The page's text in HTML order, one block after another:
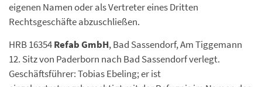
eigenen Namen oder als Vertreter eines Dritten
Rechtsgeschäfte abzuschließen.
HRB 16354Refab GmbH, Bad Sassendorf, Am Tiggemann
12. Sitz von Paderborn nach Bad Sassendorf verlegt.
Geschäftsführer: Tobias Ebeling; er ist